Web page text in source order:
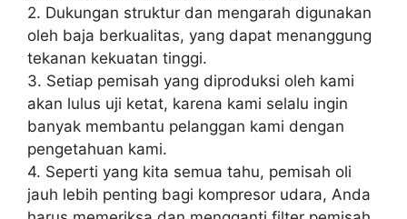
2. Dukungan struktur dan mengarah digunakan
oleh baja berkualitas, yang dapat menanggung
tekanan kekuatan tinggi.
3. Setiap pemisah yang diproduksi oleh kami
akan lulus uji ketat, karena kami selalu ingin
banyak membantu pelanggan kami dengan
pengetahuan kami.
4. Seperti yang kita semua tahu, pemisah oli
jauh lebih penting bagi kompresor udara, Anda